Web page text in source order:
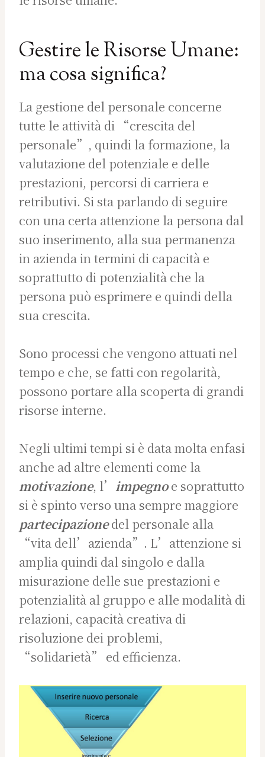
Gestire le Risorse Umane:
ma cosa significa?
La gestione del personale concerne
tutte le attività di “crescita del
personale”, quindi la formazione, la
valutazione del potenziale e delle
prestazioni, percorsi di carriera e
retributivi. Si sta parlando di seguire
con una certa attenzione la persona dal
suo inserimento, alla sua permanenza
in azienda in termini di capacità e
soprattutto di potenzialità che la
persona può esprimere e quindi della
sua crescita.
Sono processi che vengono attuati nel
tempo e che, se fatti con regolarità,
possono portare alla scoperta di grandi
risorse interne.
Negli ultimi tempi si è data molta enfasi
anche ad altre elementi come la
motivazione, l’ impegnoe soprattutto
si è spinto verso una sempre maggiore
partecipazionedel personale alla
“vita dell’azienda”. L’attenzione si
amplia quindi dal singolo e dalla
misurazione delle sue prestazioni e
potenzialità al gruppo e alle modalità di
relazioni, capacità creativa di
risoluzione dei problemi,
“solidarietà” ed efficienza.